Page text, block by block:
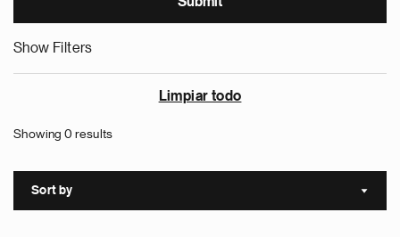
Show Filters
Limpiar todo
Showing 0 results
Sort by Sort